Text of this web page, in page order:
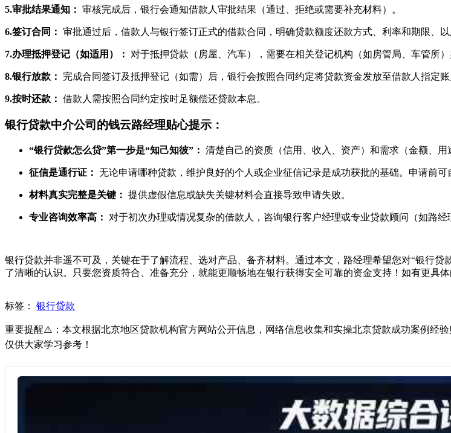
5.审批结果通知： 审核完成后，银行会通知借款人审批结果（通过、拒绝或需要补充材料）。
6.签订合同： 审批通过后，借款人与银行签订正式的借款合同，明确贷款额度还款方式、利率和期限、以
7.办理抵押登记（如适用）： 对于抵押贷款（房屋、汽车），需要在相关登记机构（如房管局、车管所
8.银行放款： 完成合同签订及抵押登记（如需）后，银行会按照合同约定将贷款资金发放至借款人指定账
9.按时还款： 借款人需按照合同约定按时足额偿还贷款本息。
银行贷款中介公司的钱云路经理贴心提示：
“银行贷款怎么贷”第一步是“知己知彼”： 清楚自己的资质（信用、收入、资产）和需求（金额、用
征信是通行证： 无论申请哪种贷款，维护良好的个人或企业征信记录是成功获批的基础。申请前可
材料真实完整是关键： 提供虚假信息或缺失关键材料会直接导致申请失败。
专业咨询效率高： 对于初次办理或情况复杂的借款人，咨询银行客户经理或专业贷款顾问（如路
银行贷款并非遥不可及，关键在于了解流程、选对产品、备齐材料。通过本文，路经理希望您对“银行
了清晰的认识。只要您资质符合、准备充分，就能更顺畅地在银行获得安全可靠的资金支持！如有更具体
标签： 银行贷款
重要提醒⚠️：本文根据北京地区贷款机构官方网站公开信息，网络信息收集和实操北京贷款成功案例经
仅供大家学习参考！